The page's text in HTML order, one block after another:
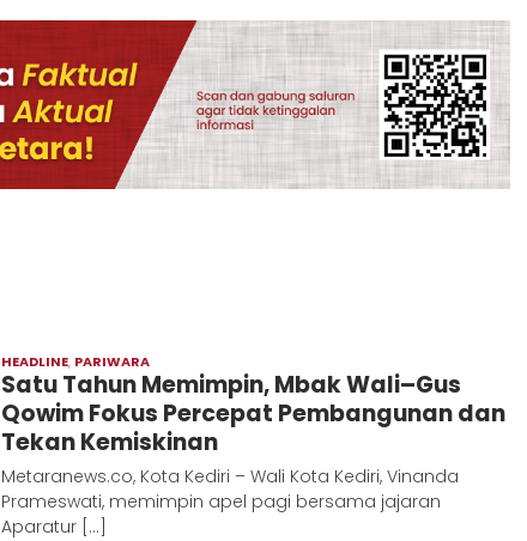
HEADLINE, PARIWARA
Hadi
Satu Tahun Memimpin, Mbak Wali–Gus
Qowim Fokus Percepat Pembangunan dan
Tekan Kemiskinan
‎Metaranews.co, Kota Kediri – Wali Kota Kediri, Vinanda
Prameswati, memimpin apel pagi bersama jajaran
Aparatur […]